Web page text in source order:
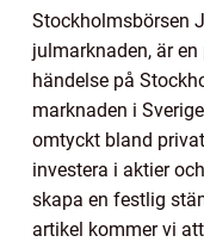
Stockholmsbörsen
julmarknaden, är
händelse på
marknaden i
omtyckt bland
investera i aktier
skapa en festlig
artikel kommer vi